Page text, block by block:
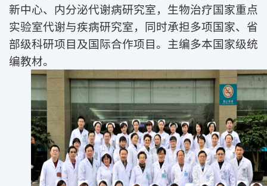
新中心、内分泌代谢病研究室，生物治疗国家重点
实验室代谢与疾病研究室，同时承担多项国家、省
部级科研项目及国际合作项目。主编多本国家级统
编教材。